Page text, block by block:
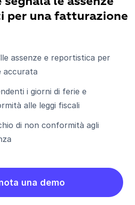
per una fatturazione
assenze e reportistica per
accurata
i giorni di ferie e
alle leggi fiscali
di non conformità agli
una demo